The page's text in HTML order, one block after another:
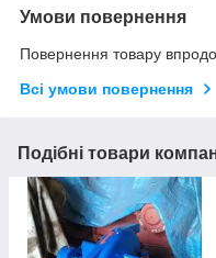
Умови повернення
Повернення товару
Всі умови повернення
Подібні товари